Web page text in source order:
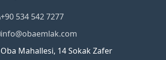
+90 534 542 7277
info@obaemlak.com
Oba Mahallesi, 14 Sokak Zafer